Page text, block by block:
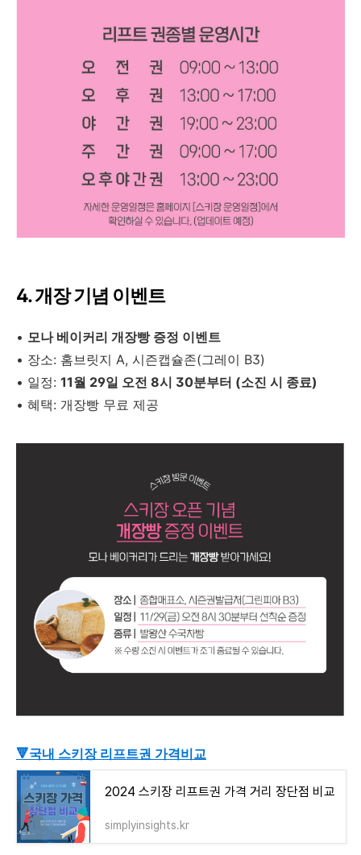
4. 개장 기념 이벤트
• 모나 베이커리 개장빵 증정 이벤트
• 장소: 홈브릿지 A, 시즌캡슐존(그레이 B3)
• 일정: 11월 29일 오전 8시 30분부터 (소진 시 종료)
• 혜택: 개장빵 무료 제공
🔻국내 스키장 리프트권 가격비교
2024 스키장 리프트권 가격 거리 장단점 비교
simplyinsights.kr